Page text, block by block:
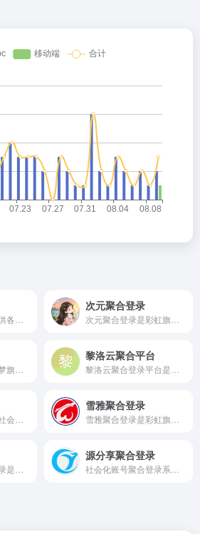
次元聚合登录
黎洛云聚合平台
雪雅聚合登录
源分享聚合登录